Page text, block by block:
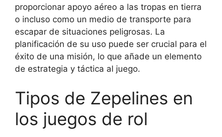
proporcionar apoyo aéreo a las tropas en tierra
o incluso como un medio de transporte para
escapar de situaciones peligrosas. La
planificación de su uso puede ser crucial para el
éxito de una misión, lo que añade un elemento
de estrategia y táctica al juego.
Tipos de Zepelines en
los juegos de rol